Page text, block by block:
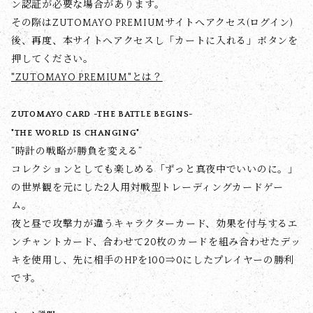
ン認証が必要な場合があります。
その際はZUTOMAYO PREMIUMサイトへアクセス(ログイン)
後、再度、本サイトへアクセスし「カートに入れる」ボタンを
押してください。
"ZUTOMAYO PREMIUM"とは？
ZUTOMAYO CARD -THE BATTLE BEGINS-
"THE WORLD IS CHANGING"
”時計の戦略が勝負を変える”
コレクションとしても楽しめる「ずっと真夜中でいいのに。」
の世界観を元にした2人用対戦型トレーディングカードゲー
ム。
夜と昼で攻撃力が違うキャラクターカード、効果を付与するエ
ンチャントカード、合わせて20枚のカードを組み合わせたデッ
キを使用し、先に相手のHPを100⇒0にしたプレイヤーの勝利
です。